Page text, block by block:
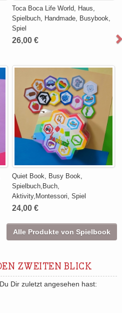
Toca Boca Life World, Haus,
Spielbuch, Handmade, Busybook,
Spiel
26,00 €
Quiet Book, Busy Book,
Spielbuch,Buch,
Aktivity,Montessori, Spiel
24,00 €
Alle Produkte von Spielbook
ZWEITEN BLICK
Dir zuletzt angesehen hast: